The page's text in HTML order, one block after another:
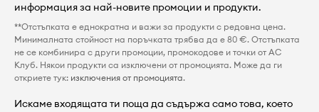
информация за най-новите промоции и продукти.
**Отстъпката е еднократна и важи за продукти с редовна цена.
Минималната стойност на поръчката трябва да е 80 €. Отстъпката
не се комбинира с други промоции, промокодове и точки от AC
Клуб. Някои продукти са изключени от промоцията. Може да ги
откриете тук: изключения от промоцията.
Искаме входящата ти поща да съдържа само това, което